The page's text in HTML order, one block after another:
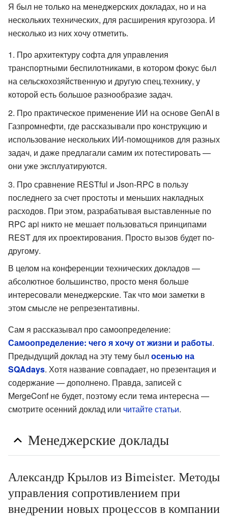
Я был не только на менеджерских докладах, но и на
нескольких технических, для расширения кругозора. И
несколько из них хочу отметить.
Про архитектуру софта для управления
транспортными беспилотниками, в котором фокус был
на сельскохозяйственную и другую спец.технику, у
которой есть большое разнообразие задач.
Про практическое применение ИИ на основе GenAI в
Газпромнефти, где рассказывали про конструкцию и
использование нескольких ИИ-помощников для разных
задач, и даже предлагали самим их потестировать —
они уже эксплуатируются.
Про сравнение RESTful и Json-RPC в пользу
последнего за счет простоты и меньших накладных
расходов. При этом, разрабатывая выставленные по
RPC api никто не мешает пользоваться принципами
REST для их проектирования. Просто вызов будет по-
другому.
В целом на конференции технических докладов —
абсолютное большинство, просто меня больше
интересовали менеджерские. Так что мои заметки в
этом смысле не репрезентативны.
Сам я рассказывал про самоопределение:
Самоопределение: чего я хочу от жизни и работы.
Предыдущий доклад на эту тему былосенью на
SQAdays. Хотя название совпадает, но презентация и
содержание — дополнено. Правда, записей с
MergeConf не будет, поэтому если тема интересна —
смотрите осенний доклад или читайте статьи.
Менеджерские доклады
Александр Крылов из Bimeister. Методы
управления сопротивлением при
внедрении новых процессов в компании